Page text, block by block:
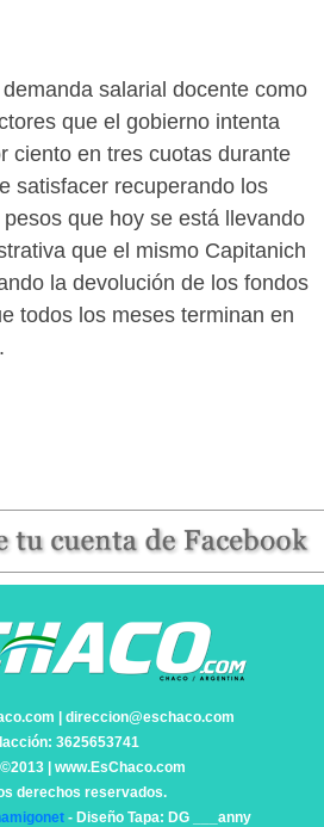
salarial docente como
que el gobierno intenta
ciento en tres cuotas durante
satisfacer recuperando los
que hoy se está llevando
que el mismo Capitanich
la devolución de los fondos
todos los meses terminan en
| direccion@eschaco.com
3625653741
| www.EsChaco.com
derechos reservados.
- Diseño Tapa: DG ___anny